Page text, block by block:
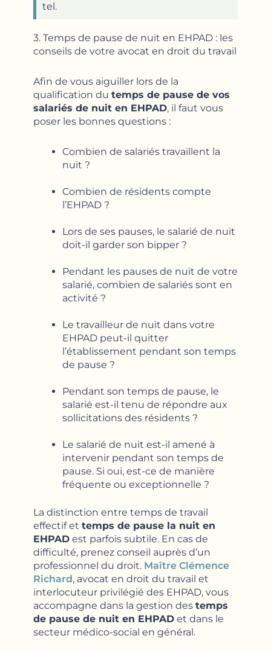
tel.
3. Temps de pause de nuit en EHPAD : les
conseils de votre avocat en droit du travail
Afin de vous aiguiller lors de la
qualification du temps de pause de vos
salariés de nuit en EHPAD, il faut vous
poser les bonnes questions :
Combien de salariés travaillent la
nuit ?
Combien de résidents compte
l’EHPAD ?
Lors de ses pauses, le salarié de nuit
doit-il garder son bipper ?
Pendant les pauses de nuit de votre
salarié, combien de salariés sont en
activité ?
Le travailleur de nuit dans votre
EHPAD peut-il quitter
l’établissement pendant son temps
de pause ?
Pendant son temps de pause, le
salarié est-il tenu de répondre aux
sollicitations des résidents ?
Le salarié de nuit est-il amené à
intervenir pendant son temps de
pause. Si oui, est-ce de manière
fréquente ou exceptionnelle ?
La distinction entre temps de travail
effectif et temps de pause la nuit en
EHPAD est parfois subtile. En cas de
difficulté, prenez conseil auprès d’un
professionnel du droit. Maître Clémence
Richard, avocat en droit du travail et
interlocuteur privilégié des EHPAD, vous
accompagne dans la gestion des temps
de pause de nuit en EHPAD et dans le
secteur médico-social en général.